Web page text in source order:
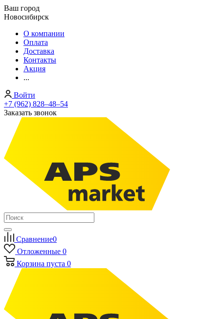
Ваш город
Новосибирск
О компании
Оплата
Доставка
Контакты
Акция
...
Войти
+7 (962) 828‒48‒54
Заказать звонок
Сравнение0
Отложенные 0
Корзина пуста 0